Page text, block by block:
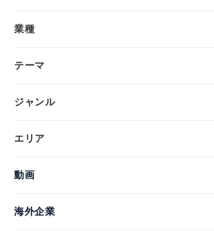
業種
テーマ
ジャンル
エリア
動画
海外企業